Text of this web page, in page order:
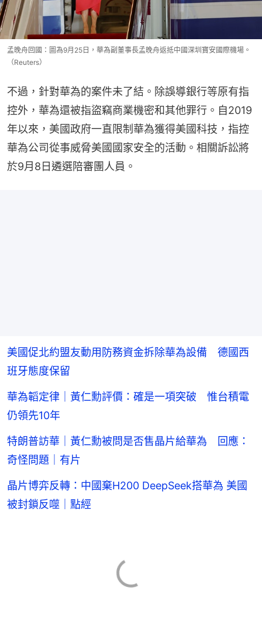
孟晚舟回國：圖為9月25日，華為副董事長孟晚舟返抵中國深圳寶安國際機場。
（Reuters）
不過，針對華為的案件未了結。除誤導銀行等原有指
控外，華為還被指盜竊商業機密和其他罪行。自2019
年以來，美國政府一直限制華為獲得美國科技，指控
華為公司從事威脅美國國家安全的活動。相關訴訟將
於9月8日遴選陪審團人員。
美國促北約盟友動用防務資金拆除華為設備 德國西
班牙態度保留
華為韜定律｜黃仁勳評價：確是一項突破 惟台積電
仍領先10年
特朗普訪華｜黃仁勳被問是否售晶片給華為 回應：
奇怪問題｜有片
晶片博弈反轉：中國棄H200 DeepSeek搭華為 美國
被封鎖反噬｜點經